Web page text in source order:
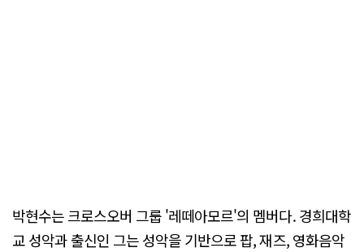
박현수는 크로스오버 그룹 '레떼아모르'의 멤버다. 경희대학
교 성악과 출신인 그는 성악을 기반으로 팝, 재즈, 영화음악